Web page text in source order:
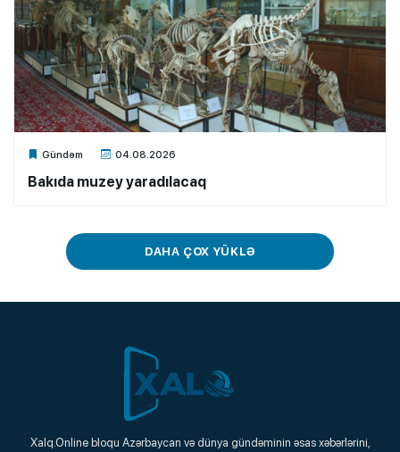
Gündəm 04.08.2026
Xalq.Online
Bakıda muzey yaradılacaq
DAHA ÇOX YÜKLƏ
Xalq.Online
Xalq.Online bloqu Azərbaycan və dünya gündəminin əsas xəbərlərini,